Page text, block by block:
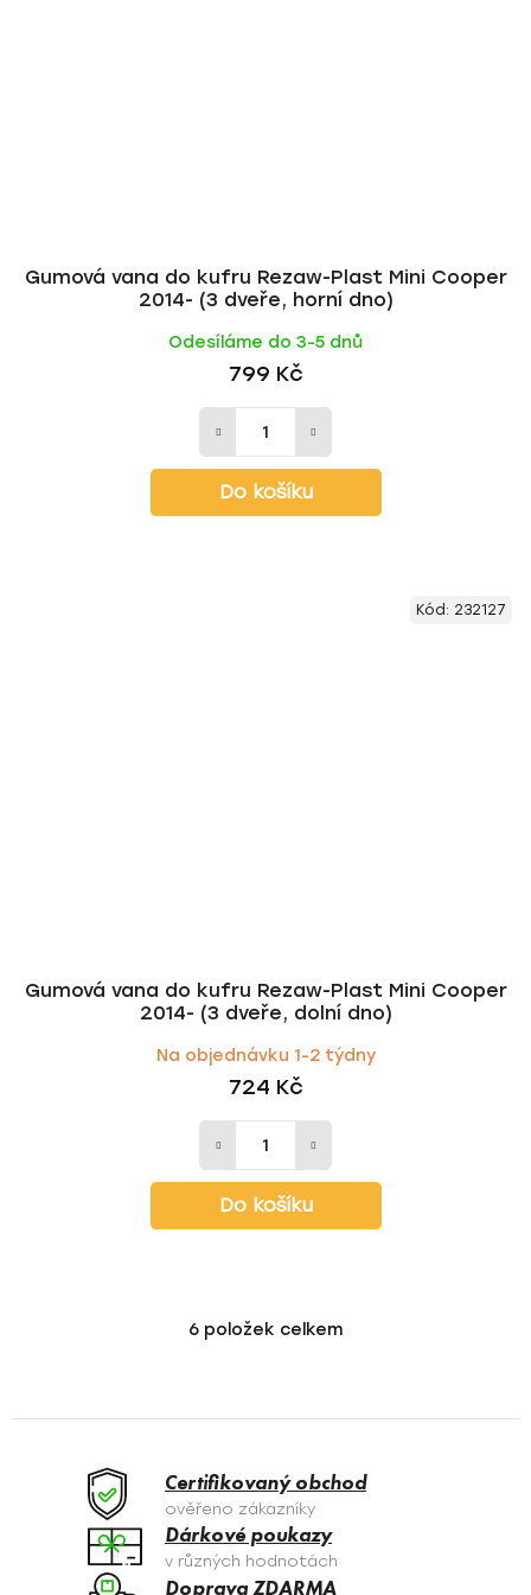
Gumová vana do kufru Rezaw-Plast Mini Cooper
2014- (3 dveře, horní dno)
Odesíláme do 3-5 dnů
799 Kč
Do košíku
Gumová vana do kufru Rezaw-Plast Mini Cooper
2014- (3 dveře, dolní dno)
Na objednávku 1-2 týdny
724 Kč
Do košíku
Kód: 232127
O
á
c
í
p
r
6 položek celkem
Certifikovaný obchod
ověřeno zákazníky
Dárkové poukazy
v různých hodnotách
Doprava ZDARMA